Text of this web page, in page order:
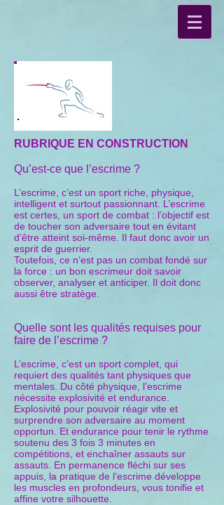
RUBRIQUE EN CONSTRUCTION
Qu’est-ce que l’escrime ?
L’escrime, c’est un sport riche, physique,
intelligent et surtout passionnant. L’escrime
est certes, un sport de combat : l’objectif est
de toucher son adversaire tout en évitant
d’être atteint soi-même. Il faut donc avoir un
esprit de guerrier.
Toutefois, ce n’est pas un combat fondé sur
la force : un bon escrimeur doit savoir
observer, analyser et anticiper. Il doit donc
aussi être stratège.
Quelle sont les qualités requises pour
faire de l’escrime ?
L’escrime, c’est un sport complet, qui
requiert des qualités tant physiques que
mentales. Du côté physique, l’escrime
nécessite explosivité et endurance.
Explosivité pour pouvoir réagir vite et
surprendre son adversaire au moment
opportun. Et endurance pour tenir le rythme
soutenu des 3 fois 3 minutes en
compétitions, et enchaîner assauts sur
assauts. En permanence fléchi sur ses
appuis, la pratique de l’escrime développe
les muscles en profondeurs, vous tonifie et
affine votre silhouette.